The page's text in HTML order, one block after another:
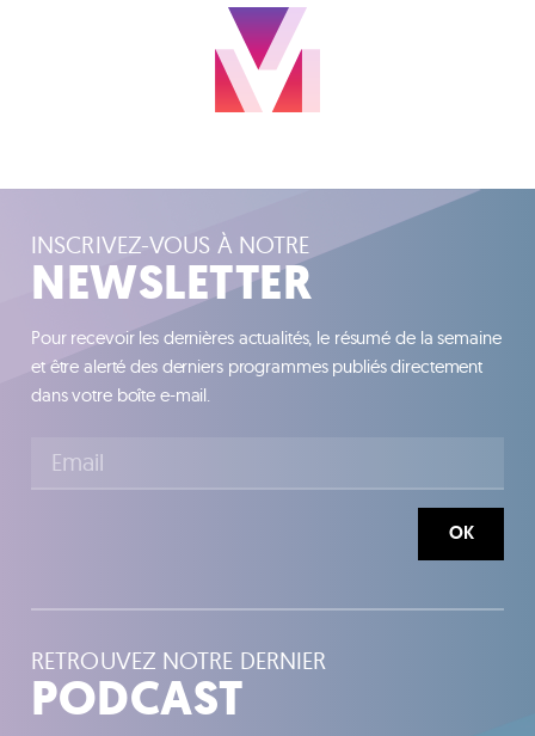
INSCRIVEZ-VOUS À NOTRE
NEWSLETTER
Pour recevoir les dernières actualités, le résumé de la semaine
et être alerté des derniers programmes publiés directement
dans votre boîte e-mail.
OK
RETROUVEZ NOTRE DERNIER
PODCAST